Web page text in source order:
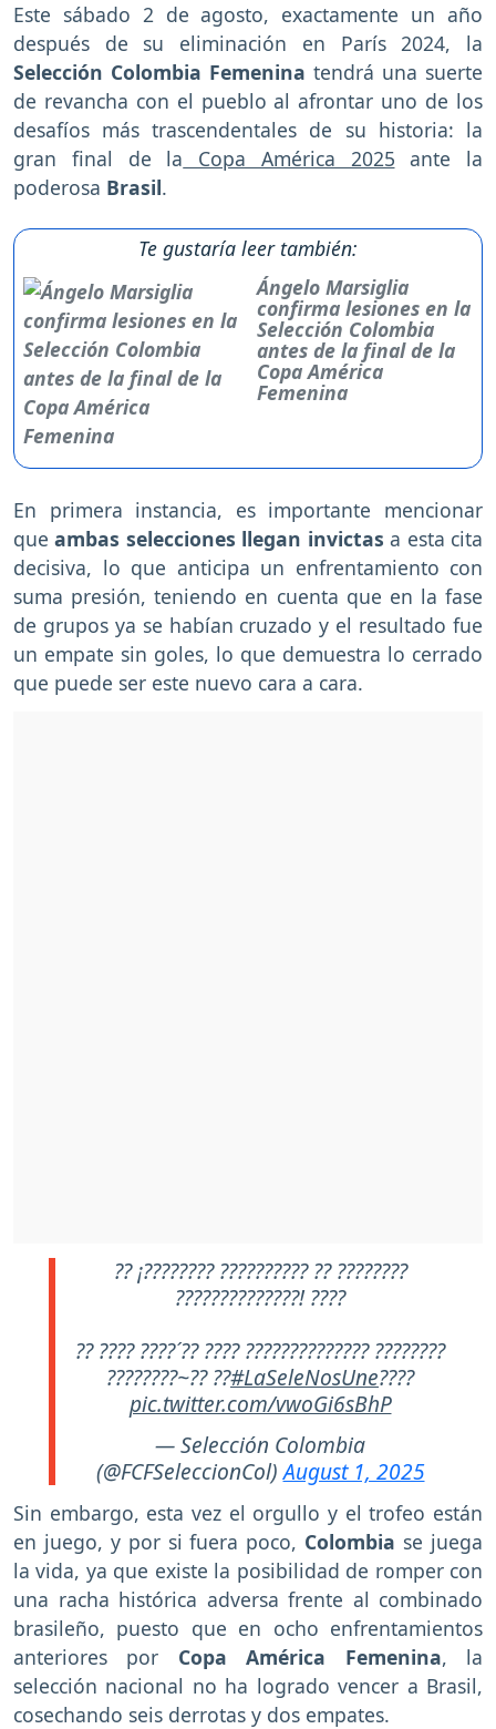
Este sábado 2 de agosto, exactamente un año
después de su eliminación en París 2024, la
Selección Colombia Femenina tendrá una suerte
de revancha con el pueblo al afrontar uno de los
desafíos más trascendentales de su historia: la
gran final de la Copa América 2025 ante la
poderosa Brasil.
Te gustaría leer también:
Ángelo Marsiglia
confirma lesiones en la
Selección Colombia
antes de la final de la
Copa América
Femenina
En primera instancia, es importante mencionar
queambas selecciones llegan invictas a esta cita
decisiva, lo que anticipa un enfrentamiento con
suma presión, teniendo en cuenta que en la fase
de grupos ya se habían cruzado y el resultado fue
un empate sin goles, lo que demuestra lo cerrado
que puede ser este nuevo cara a cara.
?? ¡???????? ?????????? ?? ????????
??????????????! ????
?? ???? ????´?? ???? ?????????????? ????????
????????~?? ??#LaSeleNosUne????
pic.twitter.com/vwoGi6sBhP
— Selección Colombia
(@FCFSeleccionCol)August 1, 2025
Sin embargo, esta vez el orgullo y el trofeo están
en juego, y por si fuera poco, Colombia se juega
la vida, ya que existe la posibilidad de romper con
una racha histórica adversa frente al combinado
brasileño, puesto que en ocho enfrentamientos
anteriores por Copa América Femenina, la
selección nacional no ha logrado vencer a Brasil,
cosechando seis derrotas y dos empates.